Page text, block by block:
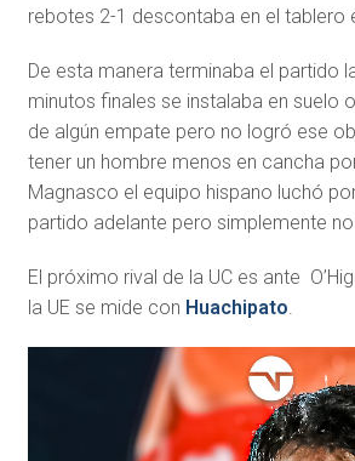
rebotes 2-1 descontaba en el tablero
De esta manera terminaba el partido
minutos finales se instalaba en suelo
de algún empate pero no logró ese
tener un hombre menos en cancha
Magnasco el equipo hispano luchó
partido adelante pero simplemente
El próximo rival de la UC es ante
la UE se mide con Huachipato.